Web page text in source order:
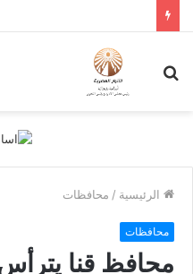
الرئيسية / محافظات
محافظات
محافظ قنا